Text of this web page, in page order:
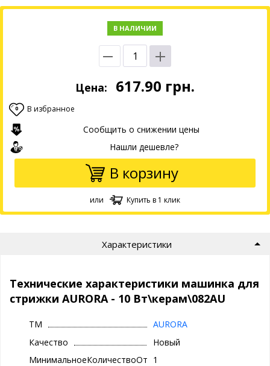
В НАЛИЧИИ
Цена: 617.90 грн.
0 В избранное
Сообщить о снижении цены
Нашли дешевле?
В корзину
или Купить в 1 клик
Характеристики
Технические характеристики машинка для
стрижки AURORA - 10 Вт\керам\082AU
ТМ
AURORA
Качество
Новый
МинимальноеКоличествоОтгрузки
1